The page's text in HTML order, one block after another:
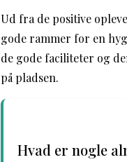
Ud fra de positive
gode rammer for en
de gode faciliteter og
på pladsen.
Hvad er nogle